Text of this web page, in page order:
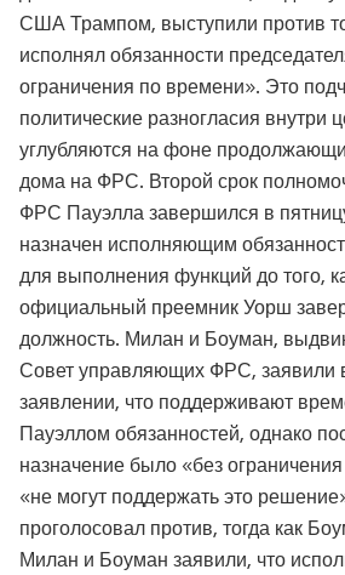
США Трампом, выступили против
исполнял обязанности
ограничения по времени». Это
политические разногласия внутри
углубляются на фоне
дома на ФРС. Второй срок
ФРС Пауэлла завершился в
назначен исполняющим
для выполнения функций до того,
официальный преемник Уорш
должность. Милан и Боуман,
Совет управляющих ФРС, заявили
заявлении, что поддерживают
Пауэллом обязанностей, однако
назначение было «без
«не могут поддержать это
проголосовал против, тогда как
Милан и Боуман заявили, что